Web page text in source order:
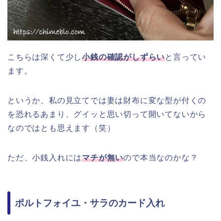
こちらは深くて少し小銭の確認がしずらいと言ってい
ます。
というか、私の見立てでは妻は財布に変な型が付くの
を恐れるあまり、グイッと思い切って開いてないから
なのではとも思えます（笑）
ただ、小銭入れにはマチが無いので本当なのかな？
ポルトフォイユ・サラのカード入れ